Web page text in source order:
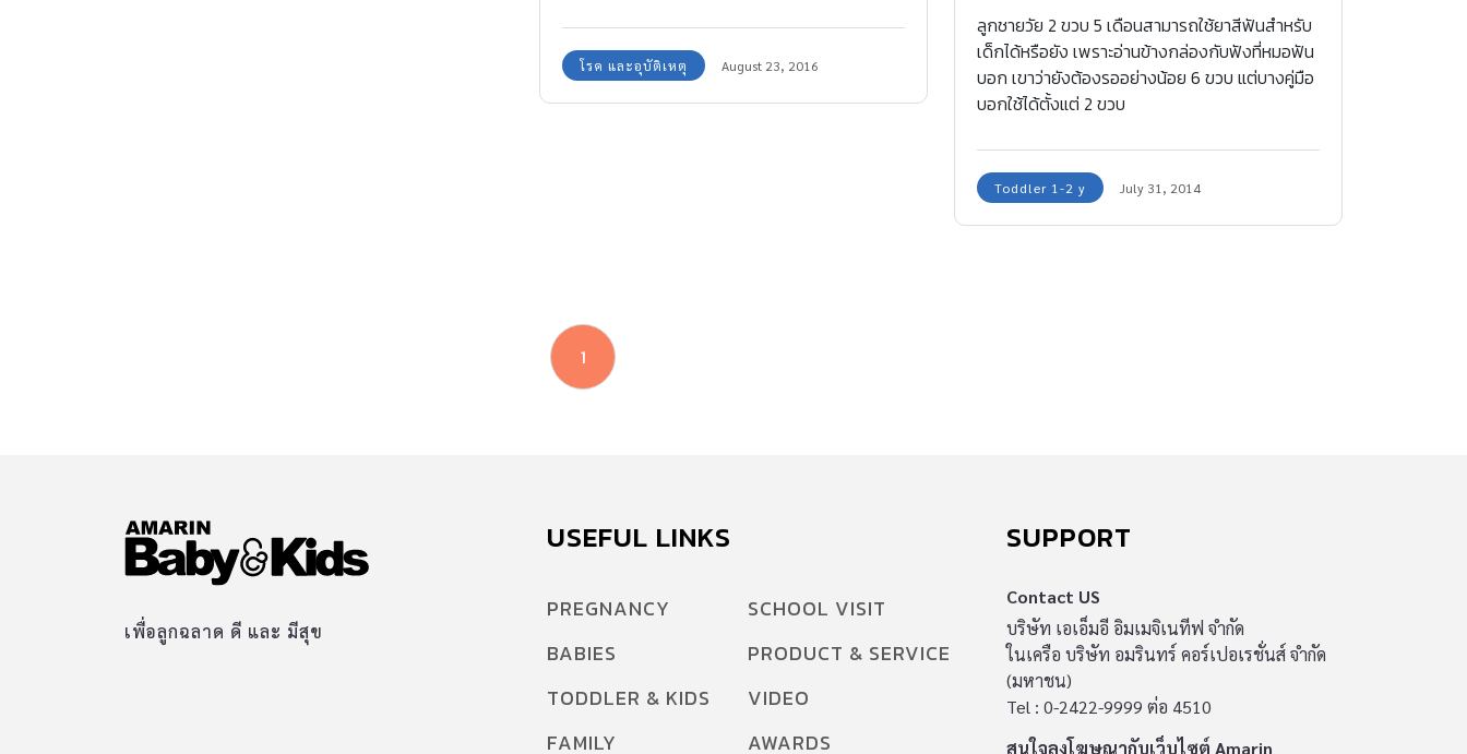
เวลาอันสั้น ถ้ารักษาไม่ถูกวิธี หรือไม่มีอาการ
โรค และอุบัติเหตุ August 23, 2016
ลูกชายวัย 2 ขวบ 5 เดือนสามารถใช้ยาสีฟันสำหรับ
เด็กได้หรือยัง เพราะอ่านข้างกล่องกับฟังที่หมอฟัน
บอก เขาว่ายังต้องรออย่างน้อย 6 ขวบ แต่บางคู่มือ
บอกใช้ได้ตั้งแต่ 2 ขวบ
Toddler 1-2 y July 31, 2014
1
เพื่อลูกฉลาด ดี และ มีสุข
USEFUL LINKS
PREGNANCY
BABIES
TODDLER & KIDS
FAMILY
SCHOOL VISIT
PRODUCT & SERVICE
VIDEO
AWARDS
SUPPORT
Contact US
บริษัท เอเอ็มอี อิมเมจิเนทีฟ จำกัด
ในเครือ บริษัท อมรินทร์ คอร์เปอเรชั่นส์ จำกัด
(มหาชน)
Tel : 0-2422-9999 ต่อ 4510
สนใจลงโฆษณากับเว็บไซต์ Amarin